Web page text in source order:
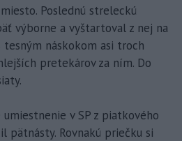
Poslednú streleckú
výborne a vyštartoval z nej na
náskokom asi troch
pretekárov za ním. Do
v SP z piatkového
pätnásty. Rovnakú priečku si